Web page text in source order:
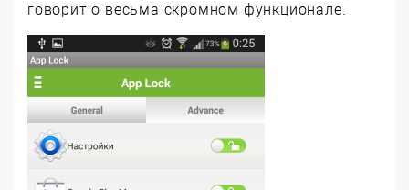
говорит о весьма скромном функционале.